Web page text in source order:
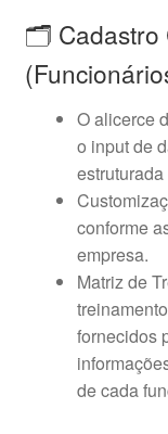
🗂️ Cadastro
O alicerce
o input de
conforme
empresa.
Matriz de
fornecidos
de cada